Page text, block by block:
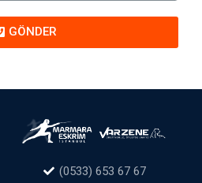
GÖNDER
(0533) 653 67 67